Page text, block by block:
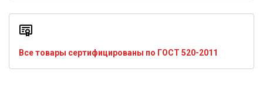
Все товары сертифицированы по ГОСТ 520-2011